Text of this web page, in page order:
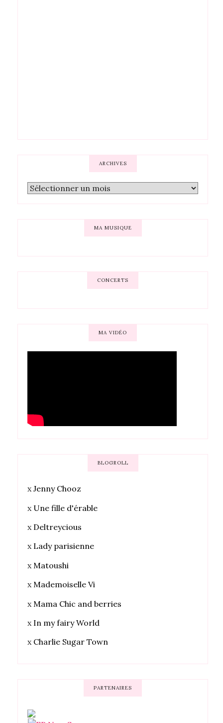
ARCHIVES
MA MUSIQUE
CONCERTS
MA VIDÉO
BLOGROLL
xJenny Chooz
x Une fille d'érable
x Deltreycious
x Lady parisienne
x Matoushi
xMademoiselle Vi
x Mama Chic and berries
x In my fairy World
x Charlie Sugar Town
PARTENAIRES